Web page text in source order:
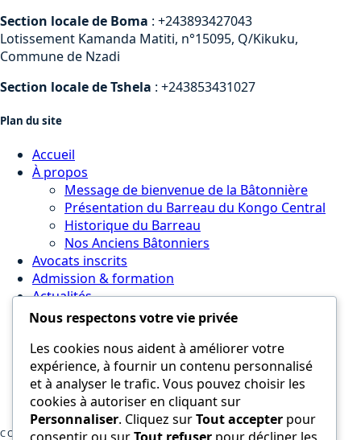
Section locale de Boma : +243893427043
Lotissement Kamanda Matiti, n°15095, Q/Kikuku,
Commune de Nzadi
Section locale de Tshela : +243853431027
Plan du site
Accueil
À propos
Message de bienvenue de la Bâtonnière
Présentation du Barreau du Kongo Central
Historique du Barreau
Nos Anciens Bâtonniers
Avocats inscrits
Admission & formation
Actualités
Actualités & événements
Communiqués du Conseil de l’Ordre
Galerie photos et vidéos
Juridique
Contactez-nous
MonBarreau
COPYRIGHTS 2025 © Barreau du Kongo Central
Nous respectons votre vie privée
Les cookies nous aident à améliorer votre
expérience, à fournir un contenu personnalisé
et à analyser le trafic. Vous pouvez choisir les
cookies à autoriser en cliquant sur
Personnaliser. Cliquez surTout accepter pour